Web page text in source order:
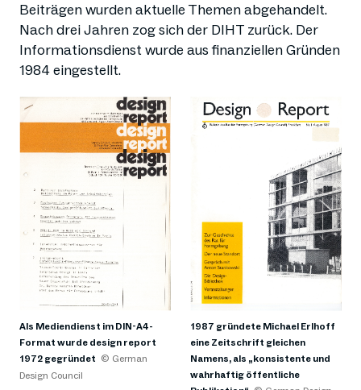
Beiträgen wurden aktuelle Themen abgehandelt.
Nach drei Jahren zog sich der DIHT zurück. Der
Informationsdienst wurde aus finanziellen Gründen
1984 eingestellt.
Als Mediendienst im DIN-A4-
Format wurde design report
1972 gegründet © German
Design Council
1987 gründete Michael Erlhoff
eine Zeitschrift gleichen
Namens, als „konsistente und
wahrhaftig öffentliche